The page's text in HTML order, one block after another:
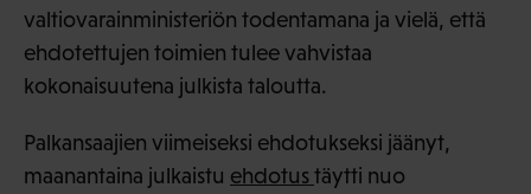
valtiovarainministeriön todentamana ja vielä, että
ehdotettujen toimien tulee vahvistaa
kokonaisuutena julkista taloutta.
Palkansaajien viimeiseksi ehdotukseksi jäänyt,
maanantaina julkaistu ehdotustäytti nuo